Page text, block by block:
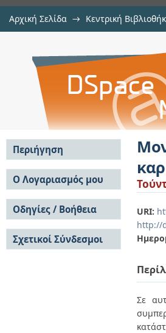
Αρχική Σελίδα → Κεντρική
Μοντέλα
URI:
http://
Σε
Περιήγηση
Σε όλο το DSpace
Κοινότητες & Συλλογές
Ανά Ημερομηνία
Έκδοσης
Συγγραφείς
Τίτλοι
Θέματα
Ο Λογαριασμός μου
Σύνδεση
Εγγραφή
Οδηγίες / Βοήθεια
Οδηγίες Υποβολής
Οδηγίες Χρήσης ΙΑ
Συχνές Ερωτήσεις
Σχετικοί Σύνδεσμοι